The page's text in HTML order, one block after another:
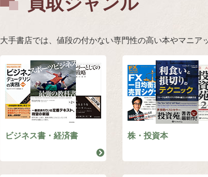
大手書店では、値段の付かない専門性の高い本やマニア
ビジネス書・経済書 株・投資本